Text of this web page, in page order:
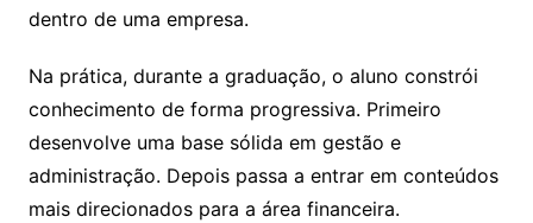
dentro de uma empresa.
Na prática, durante a graduação, o aluno constrói
conhecimento de forma progressiva. Primeiro
desenvolve uma base sólida em gestão e
administração. Depois passa a entrar em conteúdos
mais direcionados para a área financeira.